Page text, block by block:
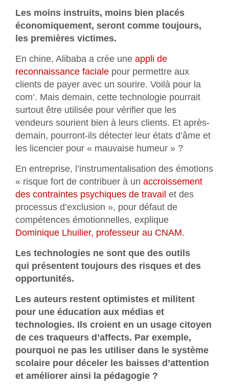
Les moins instruits, moins bien placés
économiquement, seront comme toujours,
les premières victimes.
En chine, Alibaba a crée une appli de
reconnaissance faciale pour permettre aux
clients de payer avec un sourire. Voilà pour la
com’. Mais demain, cette technologie pourrait
surtout être utilisée pour vérifier que les
vendeurs sourient bien à leurs clients. Et après-
demain, pourront-ils détecter leur états d’âme et
les licencier pour « mauvaise humeur » ?
En entreprise, l’instrumentalisation des émotions
« risque fort de contribuer à un accroissement
des contraintes psychiques de travail et des
processus d’exclusion », pour défaut de
compétences émotionnelles, explique
Dominique Lhuilier, professeur au CNAM.
Les technologies ne sont que des outils
qui présentent toujours des risques et des
opportunités.
Les auteurs restent optimistes et militent
pour une éducation aux médias et
technologies. Ils croient en un usage citoyen
de ces traqueurs d’affects. Par exemple,
pourquoi ne pas les utiliser dans le système
scolaire pour déceler les baisses d’attention
et améliorer ainsi la pédagogie ?